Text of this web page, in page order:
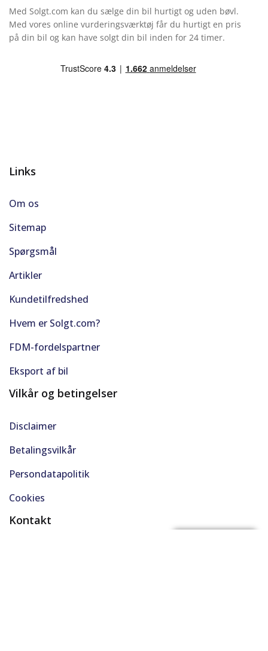
Med Solgt.com kan du sælge din bil hurtigt og uden bøvl.
Med vores online vurderingsværktøj får du hurtigt en pris
på din bil og kan have solgt din bil inden for 24 timer.
Links
Om os
Sitemap
Spørgsmål
Artikler
Kundetilfredshed
Hvem er Solgt.com?
FDM-fordelspartner
Eksport af bil
Vilkår og betingelser
Disclaimer
Betalingsvilkår
Persondatapolitik
Cookies
Kontakt